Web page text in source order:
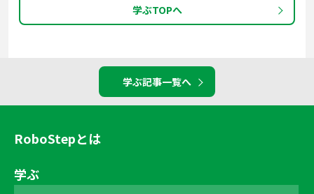
学ぶTOPへ
学ぶ記事一覧へ
RoboStepとは
学ぶ